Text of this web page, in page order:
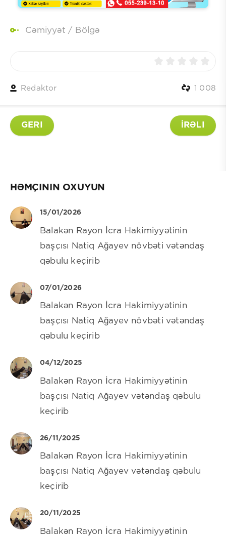
Cəmiyyət / Bölgə
Redaktor 1 008
GERI İRƏLI
HƏMÇININ OXUYUN
15/01/2026
Balakən Rayon İcra Hakimiyyətinin
başçısı Natiq Ağayev növbəti vətəndaş
qəbulu keçirib
07/01/2026
Balakən Rayon İcra Hakimiyyətinin
başçısı Natiq Ağayev növbəti vətəndaş
qəbulu keçirib
04/12/2025
Balakən Rayon İcra Hakimiyyətinin
başçısı Natiq Ağayev vətəndaş qəbulu
keçirib
26/11/2025
Balakən Rayon İcra Hakimiyyətinin
başçısı Natiq Ağayev vətəndaş qəbulu
keçirib
20/11/2025
Balakən Rayon İcra Hakimiyyətinin